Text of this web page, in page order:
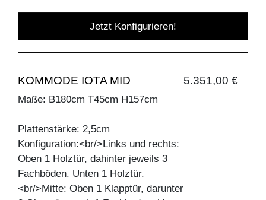
Jetzt Konfigurieren!
KOMMODE IOTA MID 5.351,00 €
Maße: B180cm T45cm H157cm
Plattenstärke: 2,5cm
Konfiguration:<br/>Links und rechts:
Oben 1 Holztür, dahinter jeweils 3
Fachböden. Unten 1 Holztür.
<br/>Mitte: Oben 1 Klapptür, darunter